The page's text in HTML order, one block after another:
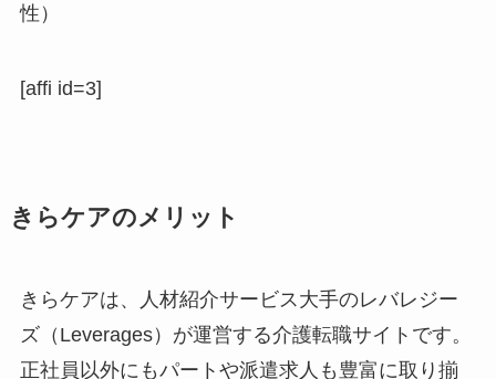
性）
[affi id=3]
きらケアのメリット
きらケアは、人材紹介サービス大手のレバレジー
ズ（Leverages）が運営する介護転職サイトです。
正社員以外にもパートや派遣求人も豊富に取り揃